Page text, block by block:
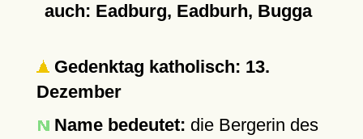
auch: Eadburg, Eadburh, Bugga
Gedenktag katholisch: 13.
Dezember
Name bedeutet: die Bergerin des